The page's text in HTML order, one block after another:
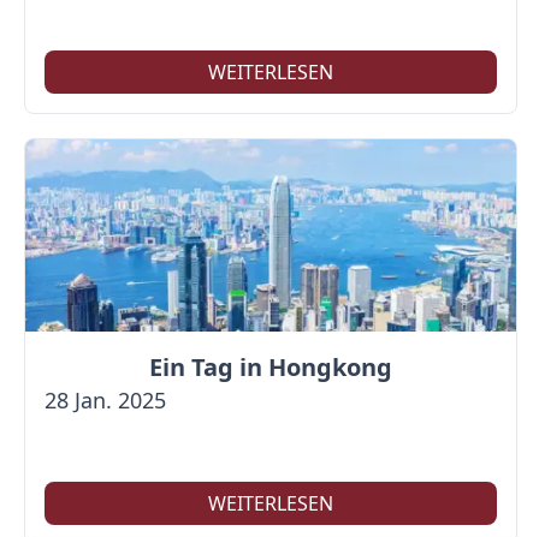
WEITERLESEN
Ein Tag in Hongkong
28 Jan. 2025
WEITERLESEN